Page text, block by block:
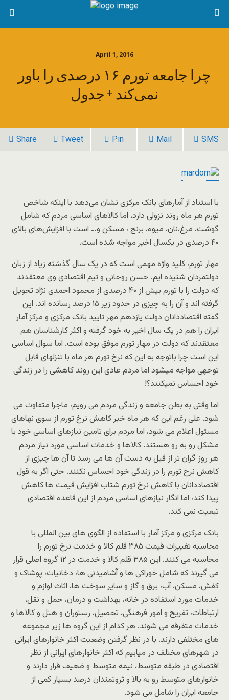
April 1, 2016
چرا جامعه تورم ۱۶ درصدی را باور
نمی‌کند + جدول
Share Tweet Pin Mail SMS
با استناد از آمارهای بانک مرکزی نشان می‌دهد با اینکه شاخص
تورم هر ماه روند نزولی دارد، اما کالاهای اساسی مردم که شامل
گوشت، مرغ،نان، میوه، برنج ، مسکن و… است با افزایش‌های بالای
۴۰ درصدی در یکسال اخیر مواجه شده است.
مهار تورم، کلید واژه مهمی است که در یک سال گذشته زیاد از زبان
دولتمردان شنیده ایم. حسن روحانی و تیم اقتصادی وی معتقدند
که دولت را با تورم بیش از ۴۰ درصدی از محمود احمدی نژاد تحویل
گرفته اند و آن را به چیزی در حدود زیر ۱۵ درصد رسانده اند. این
گفته اقتصاددانان دولت یازدهم مهر تایید بانک مرکزی و مرکز آمار
ایران را هم در یک سال اخیر به خود گرفته و اکثر کارشناسان هم
معتقدند که دولت در مهار تورم موفق بوده است. اما سوال اساسی
این است چرا باتوجه به این که نرخ تورم هر ماه با تنزلهای قابل
توجهی مواجه میشود اما مردم عادی این روند کاهشی را در زندگی
خود احساس نمیکنند؟!
اما وقتی به بطن جامعه و زندگی مردم می رویم، ماجرا متفاوت می
شود. علی رغم این که هر ماه خبر کاهش نرخ تورم از سوی نهاهای
مسئول اعلام می شود، اما مردم برای تامین نیازهای اساسی خود با
مشکل رو به رو هستند. کالاها و خدمات اساسی مورد نیاز مردم
هر روز گران تر از قبل به دست آن ها می رسد تا آن ها چیزی از
کاهش نرخ تورم را در زندگی خود احساس نکنند. حتی اگر به قول
اقتصاددانان با کاهش نرخ تورم شتاب افزایش قیمت ها کاهش
پیدا کند، اما انگار نیازهای اساسی مردم از این قاعده اقتصادی
تبعیت نمی کند.
بانک مرکزی و مرکز آمار با استفاده از الگوی های بین المللی با
محاسبه تغییرات قیمت ۳۸۵ قلم کالا و خدمت نرخ تورم را
محاسبه می کنند. این ۳۸۵ قلم کالا و خدمت در ۱۲ گروه اصلی قرار
می گیرند که شامل خوراکی ها و آشامیدنی ها، دخانیات، پوشاک و
کفش، مسکن، آب، برق و گاز و سایر سوخت ها، اثاث لوازم و
خدمات مورد استفاده در خانه، بهداشت و درمان، حمل و نقل،
ارتباطات، تفریح و امور فرهنگی، تحصیل، رستوران و هتل و کالاها و
خدمات متفرقه می شوند. هر کدام از این گروه ها زیر مجموعه
های مختلفی دارند. با در نظر گرفتن وضعیت اکثر خانوارهای ایرانی
در شهرهای مختلف در میابیم که اکثر خانوارهای ایرانی از نظر
اقتصادی در طبقه متوسط، نیمه متوسط و ضعیف قرار دارند و
خانوارهای متوسط رو به بالا و ثروتمندان درصد بسیار کمی از
جامعه ایران را شامل می شود.